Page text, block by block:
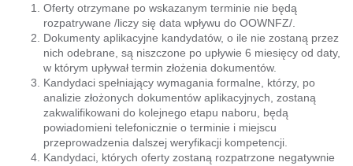
Oferty otrzymane po wskazanym terminie nie będą
rozpatrywane /liczy się data wpływu do OOWNFZ/.
Dokumenty aplikacyjne kandydatów, o ile nie zostaną przez
nich odebrane, są niszczone po upływie 6 miesięcy od daty,
w którym upływał termin złożenia dokumentów.
Kandydaci spełniający wymagania formalne, którzy, po
analizie złożonych dokumentów aplikacyjnych, zostaną
zakwalifikowani do kolejnego etapu naboru, będą
powiadomieni telefonicznie o terminie i miejscu
przeprowadzenia dalszej weryfikacji kompetencji.
Kandydaci, których oferty zostaną rozpatrzone negatywnie